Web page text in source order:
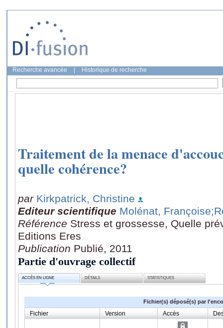
Recherche avancée Historique de recherche
Traitement de la menace
quelle cohérence?
par Kirkpatrick, Christine
Editeur scientifique Molénat, Françoise
Référence Stress et grossesse, Quelle
Editions Eres
Publication Publié, 2011
Partie d'ouvrage collectif
ACCÈS EN LIGNE DÉTAILS STATISTIQUES
Fichier(s) déposé(s) par
Fichier Version Accès